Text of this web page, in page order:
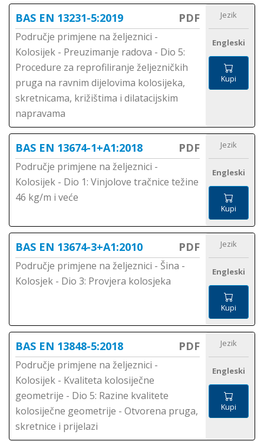
BAS EN 13231-5:2019 PDF
Područje primjene na željeznici -
Kolosijek - Preuzimanje radova - Dio 5:
Procedure za reprofiliranje željezničkih
pruga na ravnim dijelovima kolosijeka,
skretnicama, križištima i dilatacijskim
napravama
Jezik
Engleski
Kupi
BAS EN 13674-1+A1:2018 PDF
Područje primjene na željeznici -
Kolosijek - Dio 1: Vinjolove tračnice težine
46 kg/m i veće
Jezik
Engleski
Kupi
BAS EN 13674-3+A1:2010 PDF
Područje primjene na željeznici - Šina -
Kolosjek - Dio 3: Provjera kolosjeka
Jezik
Engleski
Kupi
BAS EN 13848-5:2018 PDF
Područje primjene na željeznici -
Kolosijek - Kvaliteta kolosiječne
geometrije - Dio 5: Razine kvalitete
kolosiječne geometrije - Otvorena pruga,
skretnice i prijelazi
Jezik
Engleski
Kupi